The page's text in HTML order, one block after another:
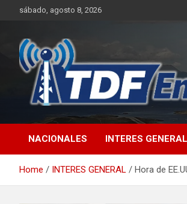
sábado, agosto 8, 2026
NACIONALES INTERES GENERAL
Home INTERES GENERAL Hora de